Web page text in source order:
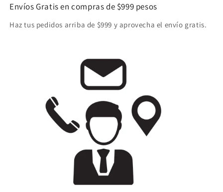
Envíos Gratis en compras de $999 pesos
Haz tus pedidos arriba de $999 y aprovecha el envío gratis.